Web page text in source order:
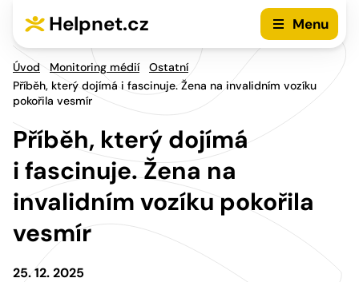
Helpnet.cz Menu
Úvod Monitoring médií
Ostatní
Příběh, který dojímá i fascinuje. Žena na invalidním vozíku
pokořila vesmír
Příběh, který dojímá
i fascinuje. Žena na
invalidním vozíku pokořila
vesmír
25. 12. 2025